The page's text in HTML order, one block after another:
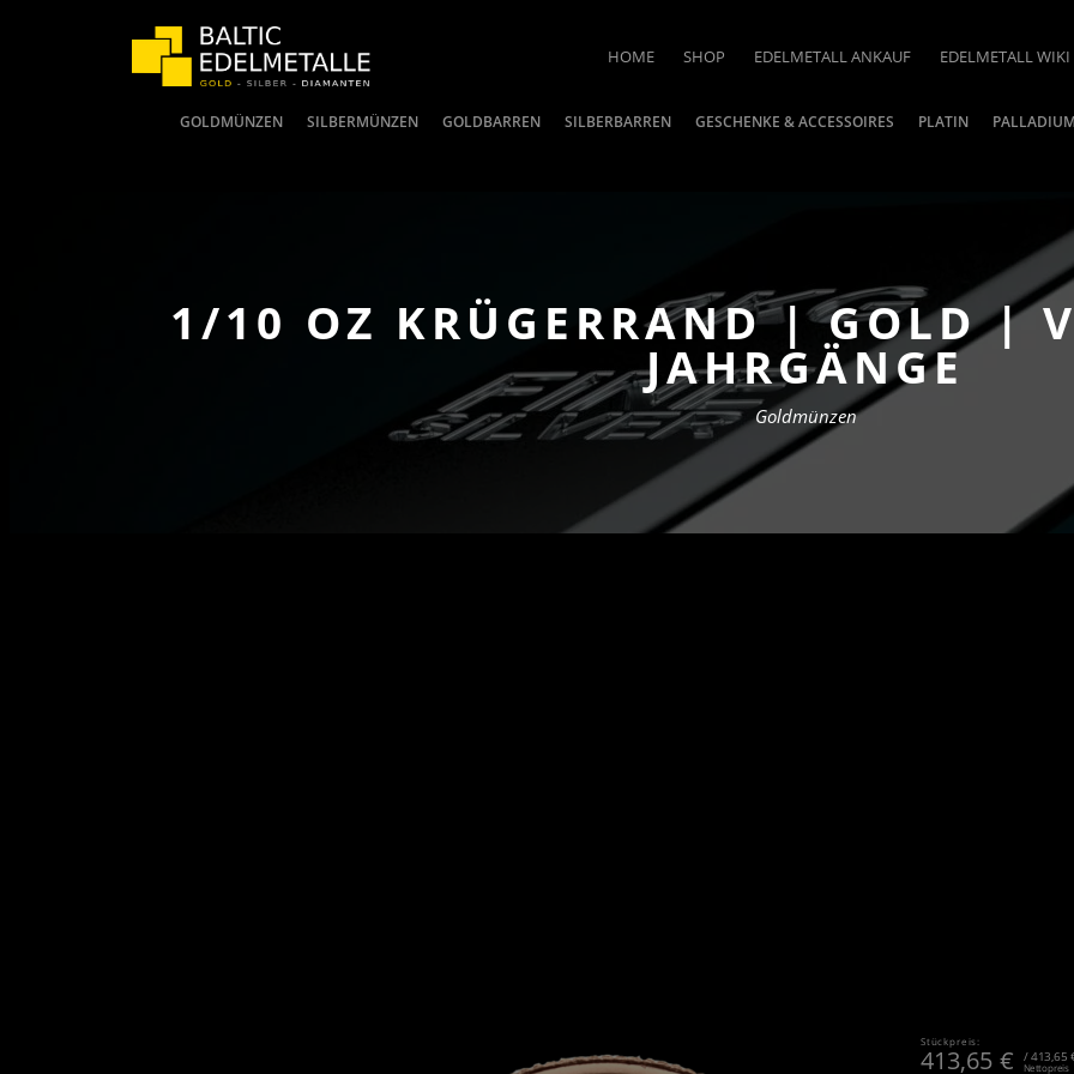
HOME SHOP EDELMETALL ANKAUF EDELMETALL WIKI
GOLDMÜNZEN SILBERMÜNZEN GOLDBARREN SILBERBARREN GESCHENKE & ACCESSOIRES PLATIN
1/10 OZ KRÜGERRAND | GOLD |
JAHRGÄNGE
Goldmünzen
Stückpreis:
413,65 € / 413,65
Nettopreis